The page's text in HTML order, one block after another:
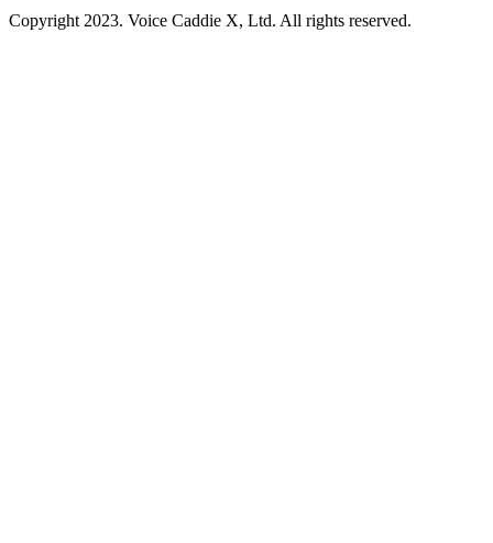
Copyright 2023. Voice Caddie X, Ltd. All rights reserved.